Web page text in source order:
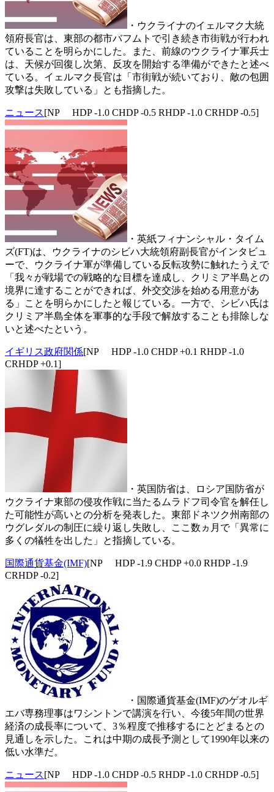
・ウクライナのイェルマク大統
領府長官は、東部の都市バフムトで引き続き市街戦が行われ
ていることを明らかにした。また、前線のウクライナ軍兵士
は、天候が回復し次第、反攻を開始する準備ができたと述べ
ている。イェルマク長官は「市街戦が続いており、敵の包囲
攻撃は失敗している」とも指摘した。
ニュース[NP HDP -1.0 CHDP -0.5 RHDP -1.0 CRHDP -0.5]
・英紙フィナンシャル・タイム
ズ(FT)は、ウクライナのシビハ大統領府副長官がインタビュ
ーで、ウクライナ軍が準備している反転攻勢に触れたうえで
「我々が戦場での戦略的な目標を達成し、クリミア半島との
境界に達することができれば、外交交渉を始める用意があ
る」ことを明らかにしたと報じている。一方で、シビハ氏は
クリミア半島全体を軍事的な手段で解放することも排除しな
いと述べたという。
イギリス政府関係[NP HDP -1.0 CHDP +0.1 RHDP -1.0
CRHDP +0.1]
・英国防省は、ロシア国防省が
ウクライナ東部の侵攻作戦に当たるムラドフ司令官を解任し
た可能性が高いとの分析を発表した。東部ドネツク州南部の
ウグレダルの制圧に繰り返し失敗し、ここ数ヵ月で「異常に
多くの犠牲を出した」と指摘している。
国際通貨基金(IMF)[NP HDP -1.9 CHDP +0.0 RHDP -1.9
CRHDP -0.2]
・国際通貨基金(IMF)のゲオルギ
エバ専務理事はワシントンで講演を行い、今後5年間の世界
経済の成長率について、3％程度で推移するにとどまるとの
見通しを示した。これは中期の成長予測として1990年以来の
低い水準だ。
ニュース[NP HDP -1.0 CHDP -0.5 RHDP -1.0 CRHDP -0.5]